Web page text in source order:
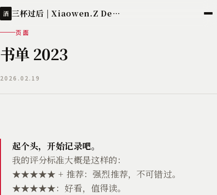
酒 三杯过后 | Xiaowen.Z Deployed
页面
书单 2023
2026.02.19
起个头，开始记录吧。
我的评分标准大概是这样的：
★★★★★ + 推荐：强烈推荐，不可错过。
★★★★★：好看，值得读。